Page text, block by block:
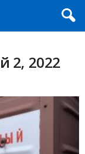
2, 2022